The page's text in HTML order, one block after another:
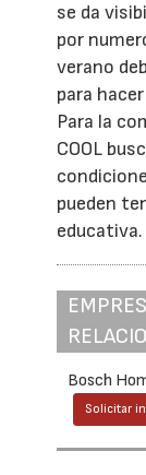
se da
por
verano
para
Para la
COOL
pueden
educativa.
Bosch
Solicitar